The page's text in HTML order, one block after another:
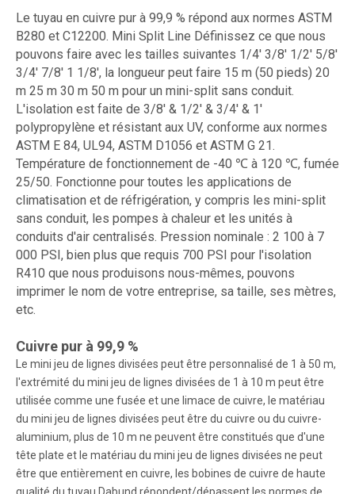
Le tuyau en cuivre pur à 99,9 % répond aux normes ASTM
B280 et C12200. Mini Split Line Définissez ce que nous
pouvons faire avec les tailles suivantes 1/4' 3/8' 1/2' 5/8'
3/4' 7/8' 1 1/8', la longueur peut faire 15 m (50 pieds) 20
m 25 m 30 m 50 m pour un mini-split sans conduit.
L'isolation est faite de 3/8' & 1/2' & 3/4' & 1'
polypropylène et résistant aux UV, conforme aux normes
ASTM E 84, UL94, ASTM D1056 et ASTM G 21.
Température de fonctionnement de -40 ℃ à 120 ℃, fumée
25/50. Fonctionne pour toutes les applications de
climatisation et de réfrigération, y compris les mini-split
sans conduit, les pompes à chaleur et les unités à
conduits d'air centralisés. Pression nominale : 2 100 à 7
000 PSI, bien plus que requis 700 PSI pour l'isolation
R410 que nous produisons nous-mêmes, pouvons
imprimer le nom de votre entreprise, sa taille, ses mètres,
etc.
Cuivre pur à 99,9 %
Le mini jeu de lignes divisées peut être personnalisé de 1 à 50 m,
l'extrémité du mini jeu de lignes divisées de 1 à 10 m peut être
utilisée comme une fusée et une limace de cuivre, le matériau
du mini jeu de lignes divisées peut être du cuivre ou du cuivre-
aluminium, plus de 10 m ne peuvent être constitués que d'une
tête plate et le matériau du mini jeu de lignes divisées ne peut
être que entièrement en cuivre, les bobines de cuivre de haute